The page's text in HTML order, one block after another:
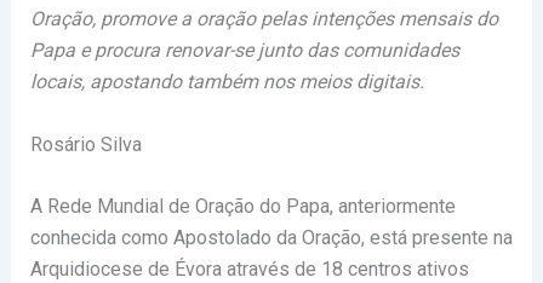
Oração, promove a oração pelas intenções mensais do
Papa e procura renovar-se junto das comunidades
locais, apostando também nos meios digitais.
Rosário Silva
A Rede Mundial de Oração do Papa, anteriormente
conhecida como Apostolado da Oração, está presente na
Arquidiocese de Évora através de 18 centros ativos